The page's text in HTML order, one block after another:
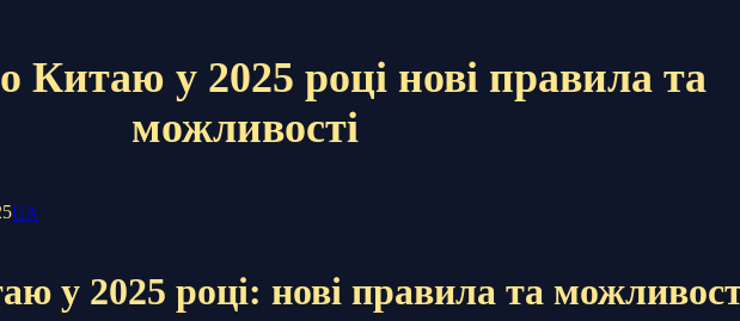
Китаю у 2025 році нові правила та
можливості
UA
у 2025 році: нові правила та